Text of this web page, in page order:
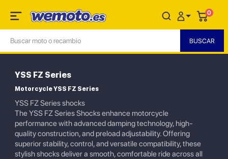
0
YSS FZ Series
Motorcycle YSS FZ Series
YSS FZ Series shocks
The YSS FZ Series Shocks enhance motorcycle
performance with advanced damping technology, high-
quality construction, and preload adjustability. Offering
superior stability, control, and versatile compatibility, these
stylish shocks deliver a smooth, comfortable ride across all